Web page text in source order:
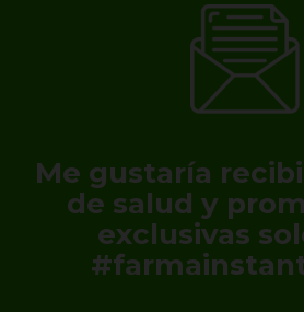
Me gustaría
de salud y
exclusivas